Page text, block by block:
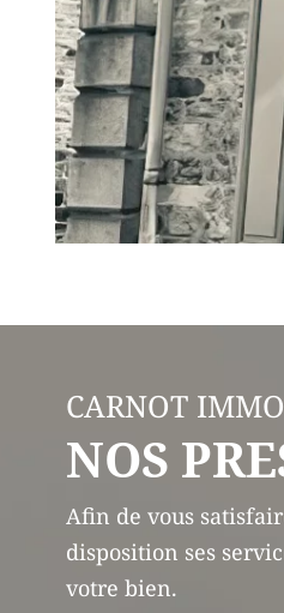
CARNOT
NOS
Afin de vous
disposition ses
votre bien.